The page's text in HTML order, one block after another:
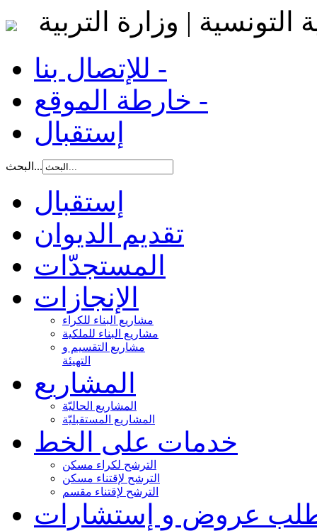
التونسية | وزارة التربية
للإتصال بنا -
خارطة الموقع -
إستقبال
البحث...
إستقبال
تقديم الديوان
المستجدّات
الإنجازات
مشاريع البناء للكراء
مشاريع البناء للملكية
مشاريع التقسيم و
التهيئة
المشاريع
المشاريع الحاليّة
المشاريع المستقبليّة
خدمات على الخط
الترشح لكراء مسكن
الترشح لإقتناء مسكن
الترشح لإقتناء مقسم
عروض و إستشارات